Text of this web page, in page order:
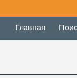
Главная